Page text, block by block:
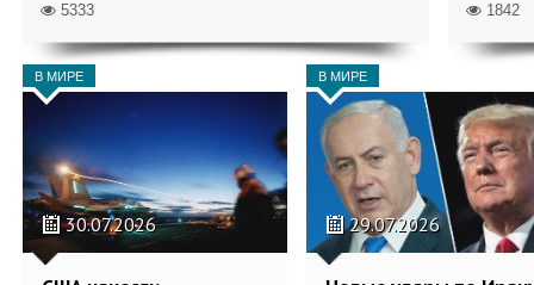
5333 1842
В МИРЕ
30.07.2026
В МИРЕ
29.07.2026